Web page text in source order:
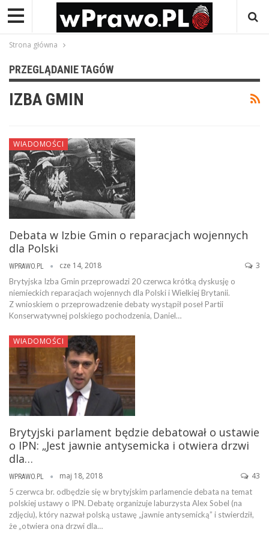
Strona główna
PRZEGLĄDANIE TAGÓW
IZBA GMIN
WIADOMOŚCI
Debata w Izbie Gmin o reparacjach wojennych
dla Polski
WPRAWO.PL cze 14, 2018 3
Brytyjska Izba Gmin przeprowadzi 20 czerwca krótką dyskusję o
niemieckich reparacjach wojennych dla Polski i Wielkiej Brytanii.
Z wnioskiem o przeprowadzenie debaty wystąpił poseł Partii
Konserwatywnej polskiego pochodzenia, Daniel…
WIADOMOŚCI
Brytyjski parlament będzie debatował o ustawie
o IPN: „Jest jawnie antysemicka i otwiera drzwi
dla…
WPRAWO.PL maj 18, 2018 43
5 czerwca br. odbędzie się w brytyjskim parlamencie debata na temat
polskiej ustawy o IPN. Debatę organizuje laburzysta Alex Sobel (na
zdjęciu), który nazwał polską ustawę „jawnie antysemicką” i stwierdził,
że „otwiera ona drzwi dla…